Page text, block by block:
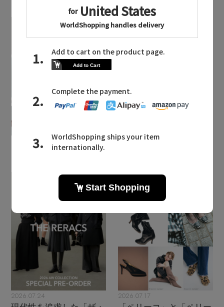
2026.08.07
【エディターズ・エッセ
トレンドが交差する16の
2026.07.28
UPがスタート
2026.07.24
2026.07.17